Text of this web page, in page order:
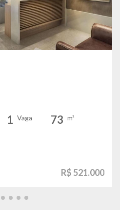
1 Vaga 73 m²
R$ 521.000